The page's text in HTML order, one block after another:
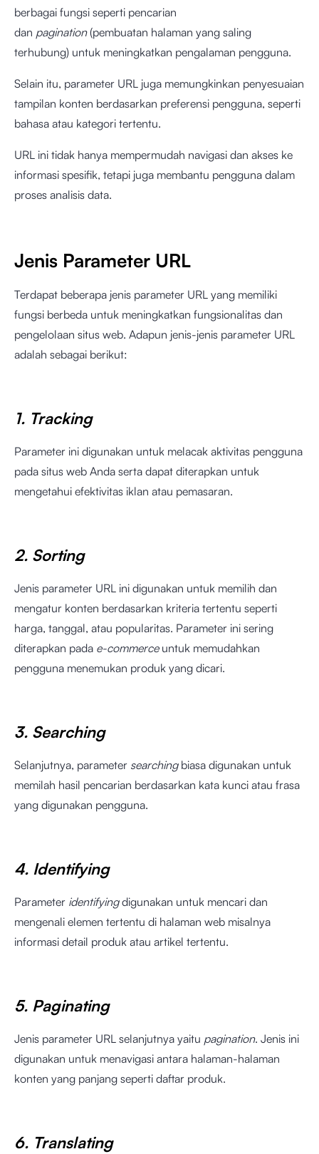
berbagai fungsi seperti pencarian
dan pagination(pembuatan halaman yang saling
terhubung) untuk meningkatkan pengalaman pengguna.
Selain itu, parameter URL juga memungkinkan penyesuaian
tampilan konten berdasarkan preferensi pengguna, seperti
bahasa atau kategori tertentu.
URL ini tidak hanya mempermudah navigasi dan akses ke
informasi spesifik, tetapi juga membantu pengguna dalam
proses analisis data.
Jenis Parameter URL
Terdapat beberapa jenis parameter URL yang memiliki
fungsi berbeda untuk meningkatkan fungsionalitas dan
pengelolaan situs web. Adapun jenis-jenis parameter URL
adalah sebagai berikut:
1. Tracking
Parameter ini digunakan untuk melacak aktivitas pengguna
pada situs web Anda serta dapat diterapkan untuk
mengetahui efektivitas iklan atau pemasaran.
2. Sorting
Jenis parameter URL ini digunakan untuk memilih dan
mengatur konten berdasarkan kriteria tertentu seperti
harga, tanggal, atau popularitas. Parameter ini sering
diterapkan pada e-commerce untuk memudahkan
pengguna menemukan produk yang dicari.
3. Searching
Selanjutnya, parameter searchingbiasa digunakan untuk
memilah hasil pencarian berdasarkan kata kunci atau frasa
yang digunakan pengguna.
4. Identifying
Parameter identifyingdigunakan untuk mencari dan
mengenali elemen tertentu di halaman web misalnya
informasi detail produk atau artikel tertentu.
5. Paginating
Jenis parameter URL selanjutnya yaitu pagination. Jenis ini
digunakan untuk menavigasi antara halaman-halaman
konten yang panjang seperti daftar produk.
6. Translating